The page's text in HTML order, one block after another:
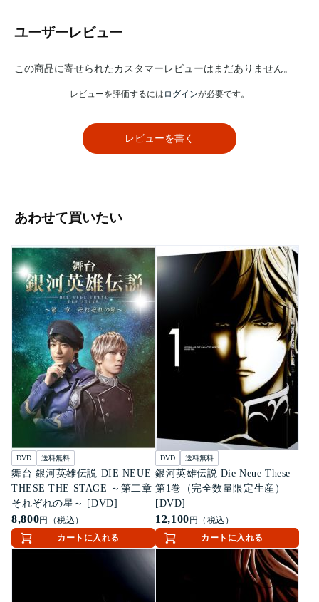
ユーザーレビュー
この商品に寄せられたカスタマーレビューはまだありません。
レビューを評価するには ログインが必要です。
レビューを書く
あわせて買いたい
DVD 送料無料
舞台 銀河英雄伝説 DIE NEUE
THESE THE STAGE ～第二章
それぞれの星～ [DVD]
8,800円（税込）
カートに入れる
DVD 送料無料
銀河英雄伝説 Die Neue These
第1巻（完全数量限定生産）
[DVD]
12,100 円（税込）
カートに入れる